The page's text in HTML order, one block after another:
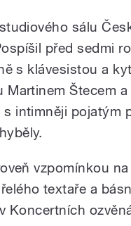
sálu
před sedmi
s klávesistou a
Martinem Štecem
intimněji pojatým
vzpomínkou
textaře a
Koncertních